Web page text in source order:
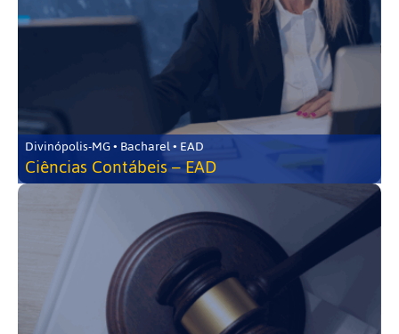
Divinópolis-MG • Bacharel • EAD
Ciências Contábeis – EAD